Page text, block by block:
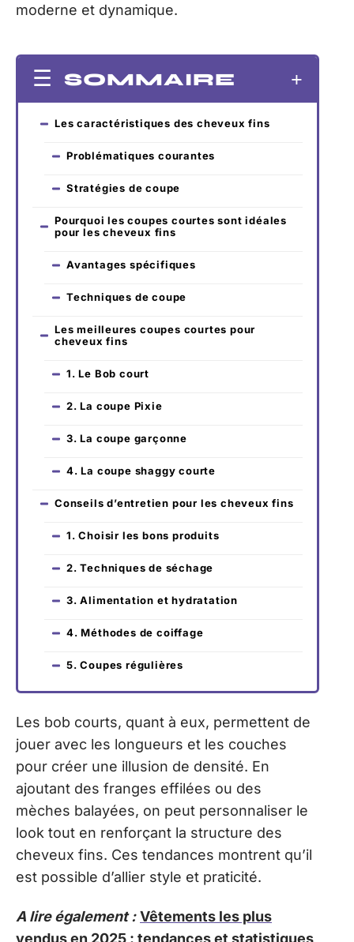
moderne et dynamique.
SOMMAIRE
Les caractéristiques des cheveux fins
Problématiques courantes
Stratégies de coupe
Pourquoi les coupes courtes sont idéales
pour les cheveux fins
Avantages spécifiques
Techniques de coupe
Les meilleures coupes courtes pour
cheveux fins
1. Le Bob court
2. La coupe Pixie
3. La coupe garçonne
4. La coupe shaggy courte
Conseils d’entretien pour les cheveux fins
1. Choisir les bons produits
2. Techniques de séchage
3. Alimentation et hydratation
4. Méthodes de coiffage
5. Coupes régulières
Les bob courts, quant à eux, permettent de
jouer avec les longueurs et les couches
pour créer une illusion de densité. En
ajoutant des franges effilées ou des
mèches balayées, on peut personnaliser le
look tout en renforçant la structure des
cheveux fins. Ces tendances montrent qu’il
est possible d’allier style et praticité.
A lire également : Vêtements les plus